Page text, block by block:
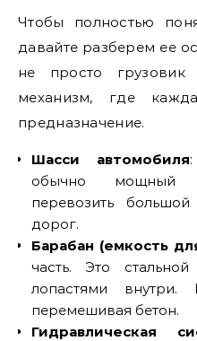
Чтобы полностью
давайте разберем ее
не просто
механизм, где
предназначение.
Шасси автомобиля
обычно мощный
перевозить
дорог.
Барабан (емкость
часть. Это
лопастями
перемешивая бетон.
Гидравлическая